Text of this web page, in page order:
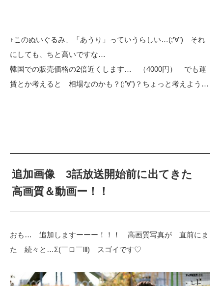
↑このぬいぐるみ、「あうり」っていうらしい…(;’∀’) それ
にしても、ちと高いですな…
韓国での販売価格の2倍近くします… （4000円） でも運
賃とか考えると 相場なのかも？(;’∀’)？ちょっと考えよう…
追加画像 3話放送開始前に出てきた
高画質＆動画ー！！
おも… 追加しますーーー！！！ 高画質写真が 直前にま
た 続々と…Σ(￣ロ￣lll) スゴイです♡